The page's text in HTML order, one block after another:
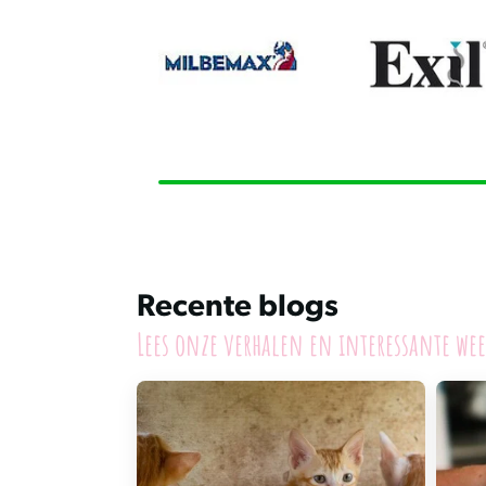
Recente blogs
Lees onze verhalen en interessante